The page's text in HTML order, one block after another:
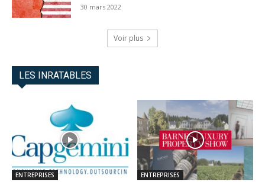
30 mars 2022
Voir plus
LES INRATABLES
ENTREPRISES ENTREPRISES